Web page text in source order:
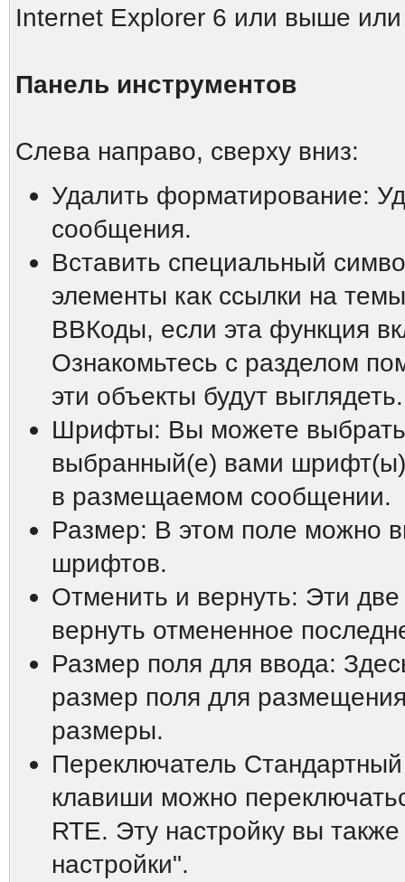
Internet Explorer 6 или выше
Панель инструментов
Слева направо, сверху вниз:
Удалить форматирование:
сообщения.
Вставить специальный
элементы как ссылки на
ВВКоды, если эта функция
Ознакомьтесь с разделом
эти объекты будут выглядеть.
Шрифты: Вы можете выбрать
выбранный(е) вами шрифт(ы)
в размещаемом сообщении.
Размер: В этом поле можно
шрифтов.
Отменить и вернуть: Эти
вернуть отмененное
Размер поля для ввода:
размер поля для
размеры.
Переключатель
клавиши можно
RTE. Эту настройку вы
настройки".